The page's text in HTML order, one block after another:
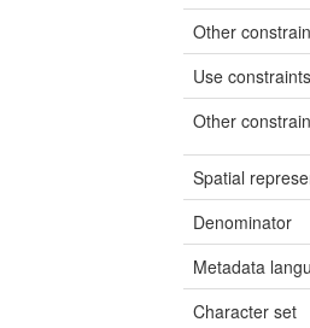
Other
Use constraints
Other
Spatial
Denominator
Metadata
Character set